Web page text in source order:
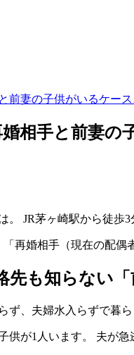
前妻の子供がいるケー
婚相手と前妻
JR茅ヶ崎駅から徒歩
再婚相手（現在の配
先も知らない
、夫婦水入らずで暮ら
供が1人います。 夫が